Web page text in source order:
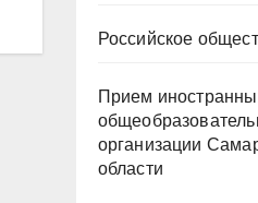
Российское
Прием
организации
области